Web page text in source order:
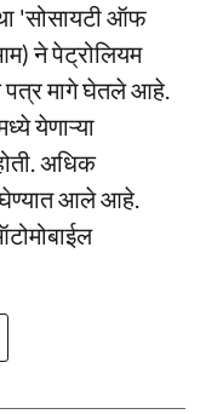
'सोसायटी ऑफ
ने पेट्रोलियम
पत्र मागे घेतले आहे.
येणाऱ्या
अधिक
घेण्यात आले आहे.